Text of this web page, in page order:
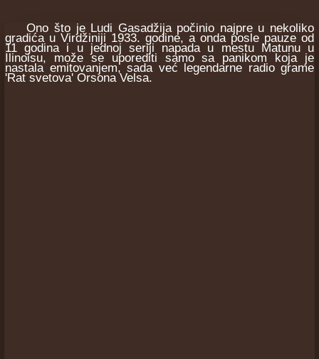
Ono što je Ludi Gasadžija počinio najpre u nekoliko
gradića u Virdžiniji 1933. godine, a onda posle pauze od
11 godina i u jednoj seriji napada u mestu Matunu u
Ilinoisu, može se uporediti samo sa panikom koja je
nastala emitovanjem, sada već legendarne radio grame
'Rat svetova' Orsona Velsa.